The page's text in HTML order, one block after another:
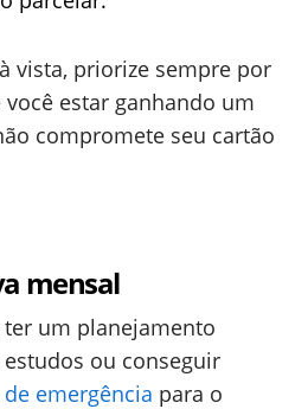
vista, priorize sempre por
estar ganhando um
compromete seu cartão
mensal
um planejamento
ou conseguir
emergência para o